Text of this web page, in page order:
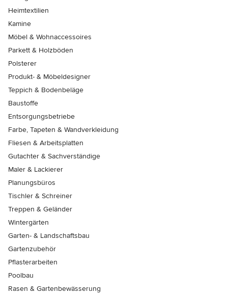
Heimtextilien
Kamine
Möbel & Wohnaccessoires
Parkett & Holzböden
Polsterer
Produkt- & Möbeldesigner
Teppich & Bodenbeläge
Baustoffe
Entsorgungsbetriebe
Farbe, Tapeten & Wandverkleidung
Fliesen & Arbeitsplatten
Gutachter & Sachverständige
Maler & Lackierer
Planungsbüros
Tischler & Schreiner
Treppen & Geländer
Wintergärten
Garten- & Landschaftsbau
Gartenzubehör
Pflasterarbeiten
Poolbau
Rasen & Gartenbewässerung